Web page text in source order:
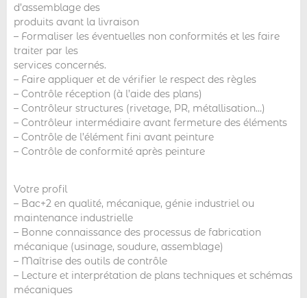
d’assemblage des
produits avant la livraison
– Formaliser les éventuelles non conformités et les faire
traiter par les
services concernés.
– Faire appliquer et de vérifier le respect des règles
– Contrôle réception (à l’aide des plans)
– Contrôleur structures (rivetage, PR, métallisation…)
– Contrôleur intermédiaire avant fermeture des éléments
– Contrôle de l’élément fini avant peinture
– Contrôle de conformité après peinture
Votre profil
– Bac+2 en qualité, mécanique, génie industriel ou
maintenance industrielle
– Bonne connaissance des processus de fabrication
mécanique (usinage, soudure, assemblage)
– Maîtrise des outils de contrôle
– Lecture et interprétation de plans techniques et schémas
mécaniques